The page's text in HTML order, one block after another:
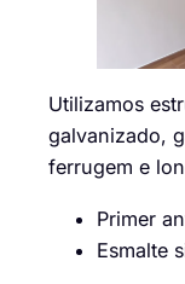
Utilizamos
galvanizado,
ferrugem e
Primer
Esmalte